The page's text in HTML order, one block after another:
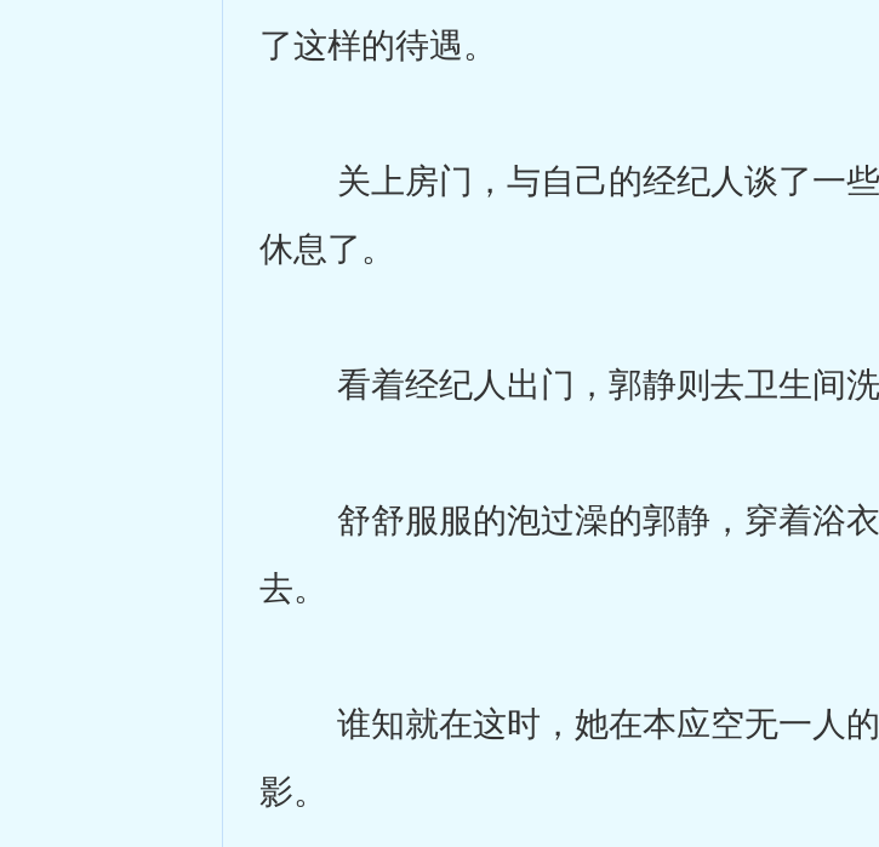
了这样的待遇。
关上房门，与自己的经纪人谈了一些
休息了。
看着经纪人出门，郭静则去卫生间洗
舒舒服服的泡过澡的郭静，穿着浴衣
去。
谁知就在这时，她在本应空无一人的
影。